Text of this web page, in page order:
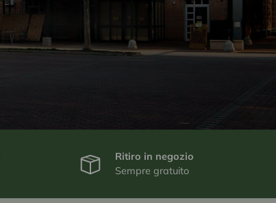
Ritiro in negozio
Sempre gratuito